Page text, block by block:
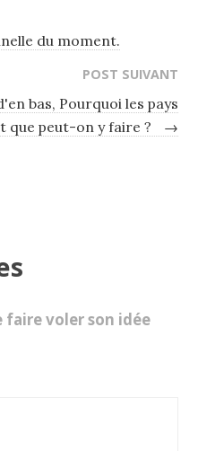
du moment.
POST SUIVANT
bas, Pourquoi les pays
que peut-on y faire ?
→
faire voler son idée